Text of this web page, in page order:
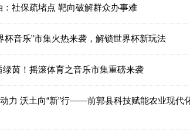
：社保疏堵点 靶向破解群众办事难
杯音乐”市集火热来袭，解锁世界杯新玩法
绿茵！摇滚体育之音乐市集重磅来袭
动力 沃土向“新”行——前郭县科技赋能农业现代